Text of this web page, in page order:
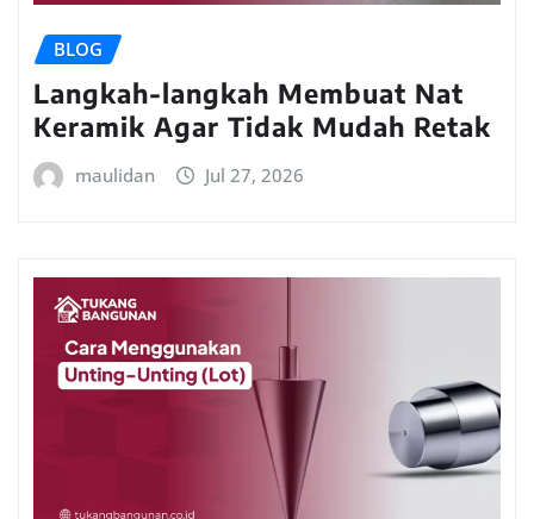
BLOG
Langkah-langkah Membuat Nat
Keramik Agar Tidak Mudah Retak
maulidan Jul 27, 2026